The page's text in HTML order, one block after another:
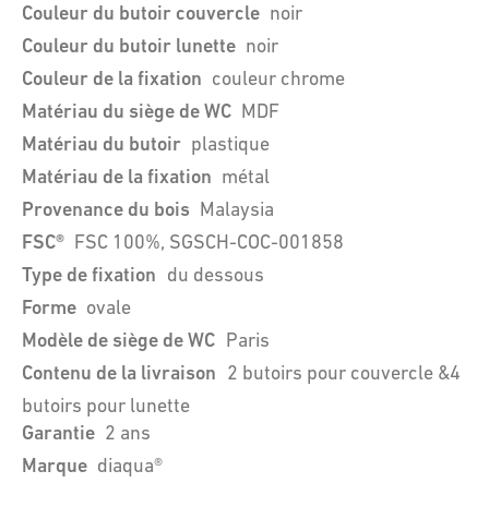
Couleur du butoir couvercle noir
Couleur du butoir lunette noir
Couleur de la fixation couleur chrome
Matériau du siège de WC MDF
Matériau du butoir plastique
Matériau de la fixation métal
Provenance du bois Malaysia
FSC® FSC 100%, SGSCH-COC-001858
Type de fixation du dessous
Forme ovale
Modèle de siège de WC Paris
Contenu de la livraison 2 butoirs pour couvercle &4
butoirs pour lunette
Garantie 2 ans
Marque diaqua®